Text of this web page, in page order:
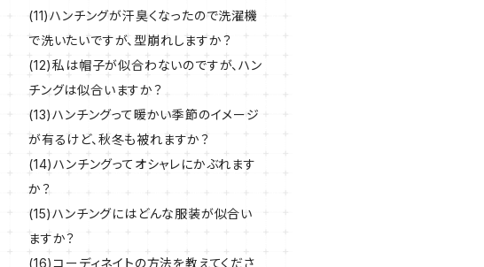
(11)ハンチングが汗臭くなったので洗濯機
で洗いたいですが、型崩れしますか？
(12)私は帽子が似合わないのですが、ハン
チングは似合いますか？
(13)ハンチングって暖かい季節のイメージ
が有るけど、秋冬も被れますか？
(14)ハンチングってオシャレにかぶれます
か？
(15)ハンチングにはどんな服装が似合い
ますか？
(16)コーディネイトの方法を教えてくださ